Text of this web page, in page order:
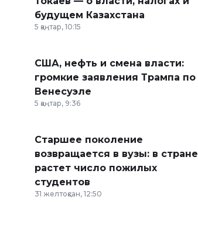
будущем Казахстана
5 қаңтар, 10:15
США, нефть и смена власти:
громкие заявления Трампа по
Венесуэле
5 қаңтар, 9:36
Старшее поколение
возвращается в вузы: в стране
растет число пожилых
студентов
31 желтоқсан, 12:50